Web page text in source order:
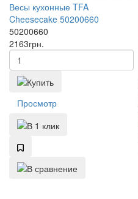
Весы кухонные TFA
Cheesecake 50200660
50200660
2163грн.
Просмотр